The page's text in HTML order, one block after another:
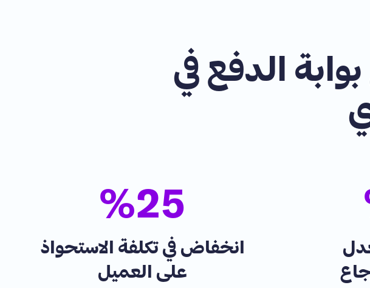
الدفع في
25
%
انخفاض في تكلفة الاستحواذ
على العميل